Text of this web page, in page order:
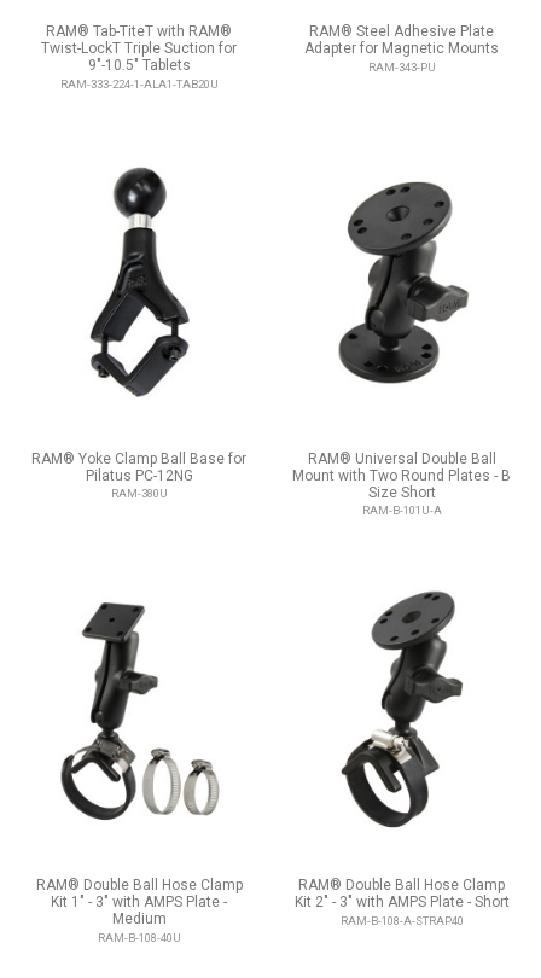
RAM® Tab-TiteT with RAM®
Twist-LockT Triple Suction for
9"-10.5" Tablets
RAM-333-224-1-ALA1-TAB20U
RAM® Steel Adhesive Plate
Adapter for Magnetic Mounts
RAM-343-PU
RAM® Yoke Clamp Ball Base for
Pilatus PC-12NG
RAM-380U
RAM® Universal Double Ball
Mount with Two Round Plates - B
Size Short
RAM-B-101U-A
RAM® Double Ball Hose Clamp
Kit 1" - 3" with AMPS Plate -
Medium
RAM-B-108-40U
RAM® Double Ball Hose Clamp
Kit 2" - 3" with AMPS Plate - Short
RAM-B-108-A-STRAP40